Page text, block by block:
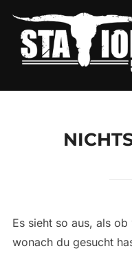
Inhalten
springen
Es sieht so aus, als
wonach du gesucht